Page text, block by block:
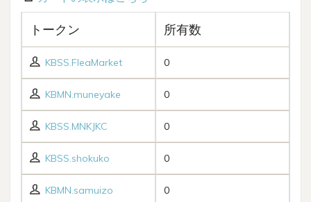
トークン 所有数
KBSS.FleaMarket 0
KBMN.muneyake 0
KBSS.MNKJKC 0
KBSS.shokuko 0
KBMN.samuizo 0